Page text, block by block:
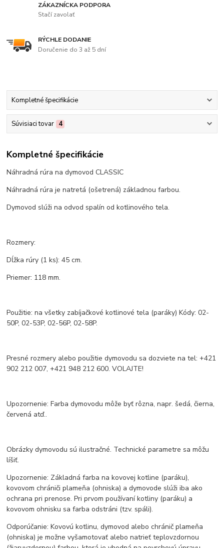
ZÁKAZNÍCKA PODPORA
Stačí zavolať
RÝCHLE DODANIE
Doručenie do 3 až 5 dní
Kompletné špecifikácie
Súvisiaci tovar 4
Kompletné špecifikácie
Náhradná rúra na dymovod CLASSIC
Náhradná rúra je natretá (ošetrená) základnou farbou.
Dymovod slúži na odvod spalín od kotlinového tela.
Rozmery:
Dĺžka rúry (1 ks): 45 cm.
Priemer: 118 mm.
Použitie: na všetky zabíjačkové kotlinové tela (paráky) Kódy: 02-
50P, 02-53P, 02-56P, 02-58P.
Presné rozmery alebo použitie dymovodu sa dozviete na tel: +421
902 212 007, +421 948 212 600. VOLAJTE!
Upozornenie: Farba dymovodu môže byť rôzna, napr. šedá, čierna,
červená atď..
Obrázky dymovodu sú ilustračné. Technické parametre sa môžu
líšiť.
Upozornenie: Základná farba na kovovej kotline (paráku),
kovovom chrániči plameňa (ohniska) a dymovode slúži iba ako
ochrana pri prenose. Pri prvom používaní kotliny (paráku) a
kovovom ohnisku sa farba odstráni (tzv. spáli).
Odporúčanie: Kovovú kotlinu, dymovod alebo chránič plameňa
(ohniska) je možne vyšamotovať alebo natrieť teplovzdornou